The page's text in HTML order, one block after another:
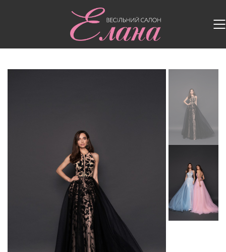
Випускні сукні